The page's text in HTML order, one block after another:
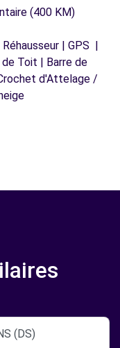
(400 KM)
| GPS |
Toit | Barre de
d'Attelage /
(DS)